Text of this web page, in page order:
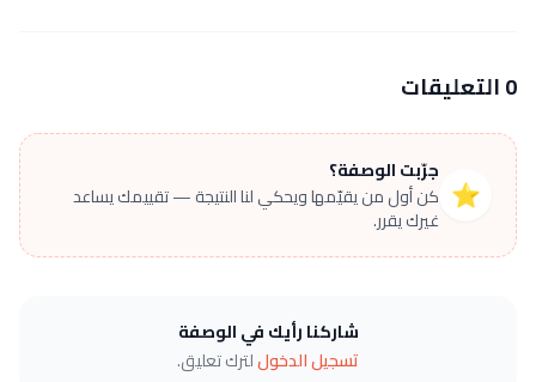
0 التعليقات
⭐
جرّبت الوصفة؟
كن أول من يقيّمها ويحكي لنا النتيجة — تقييمك يساعد
غيرك يقرر.
شاركنا رأيك في الوصفة
تسجيل الدخوللترك تعليق.